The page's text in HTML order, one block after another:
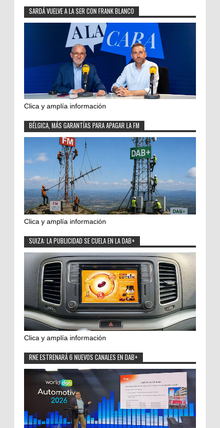
SARDÁ VUELVE A LA SER CON FRANK BLANCO
Clica y amplía información
BÉLGICA, MÁS GARANTÍAS PARA APAGAR LA FM
Clica y amplía información
SUIZA: LA PUBLICIDAD SE CUELA EN LA DAB+
Clica y amplía información
RNE ESTRENARÁ 6 NUEVOS CANALES EN DAB+